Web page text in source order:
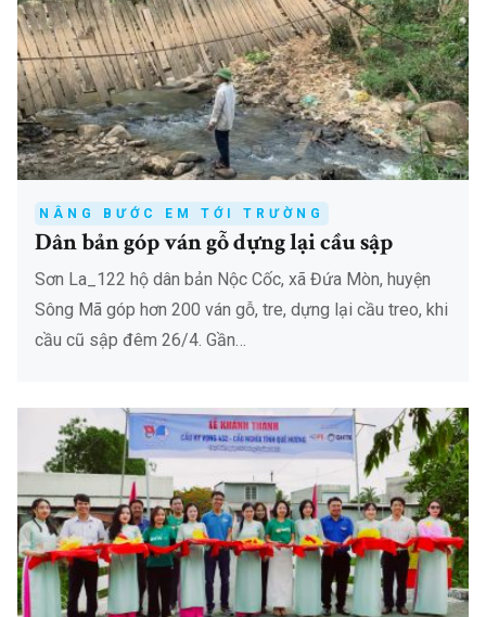
NÂNG BƯỚC EM TỚI TRƯỜNG
Dân bản góp ván gỗ dựng lại cầu sập
Sơn La_122 hộ dân bản Nộc Cốc, xã Đứa Mòn, huyện
Sông Mã góp hơn 200 ván gỗ, tre, dựng lại cầu treo, khi
cầu cũ sập đêm 26/4. Gần…